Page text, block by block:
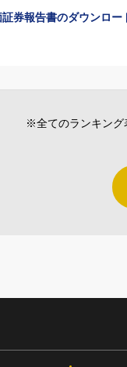
券報告書のダウンロー
※全てのランキング